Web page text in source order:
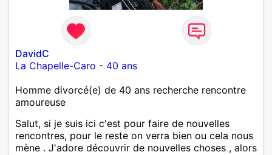
DavidC
La Chapelle-Caro - 40 ans
Homme divorcé(e) de 40 ans recherche rencontre
amoureuse
Salut, si je suis ici c'est pour faire de nouvelles
rencontres, pour le reste on verra bien ou cela nous
mène . J'adore découvrir de nouvelles choses , alors